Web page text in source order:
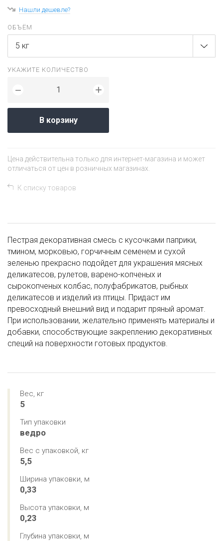
Нашли дешевле?
ОБЪЁМ
5 кг
УКАЖИТЕ КОЛИЧЕСТВО
− +
В корзину
Цена действительна только для интернет-магазина и может
отличаться от цен в розничных магазинах.
К списку товаров
Пестрая декоративная смесь с кусочками паприки,
тмином, морковью, горчичным семенем и сухой
зеленью прекрасно подойдет для украшения мясных
деликатесов, рулетов, варено-копченых и
сырокопченых колбас, полуфабрикатов, рыбных
деликатесов и изделий из птицы. Придаст им
превосходный внешний вид и подарит пряный аромат.
При использовании, желательно применять материалы и
добавки, способствующие закреплению декоративных
специй на поверхности готовых продуктов.
Вес, кг
5
Тип упаковки
ведро
Вес с упаковкой, кг
5,5
Ширина упаковки, м
0,33
Высота упаковки, м
0,23
Глубина упаковки, м